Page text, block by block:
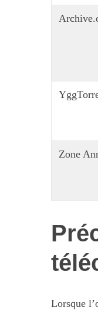
Zone
Lorsque